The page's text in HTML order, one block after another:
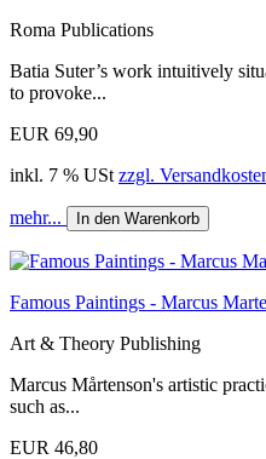
Roma Publications
Batia Suter’s work intuitively
to provoke...
EUR 69,90
inkl. 7 % USt zzgl.
mehr... In den Warenkorb
Famous Paintings - Marcus
Art & Theory Publishing
Marcus Mårtenson's artistic
such as...
EUR 46,80